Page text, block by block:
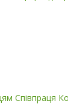
Співпраця